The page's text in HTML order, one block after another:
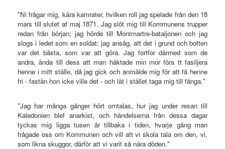
"Ni frågar mig, kära kamrater, hvilken roll jag spelade från den 18
mars till slutet af maj 1871. Jag slöt mig till Kommunens trupper
redan från början; jag hörde till Montmartre-bataljonen och jag
slogs i ledet som en soldat: jag ansåg, att det i grund och botten
var det bästa, som var att göra. Jag fortfor därmed som de
andra, ända till dess att man häktade min mor föra tt fasiljera
henne i mitt ställe, då jag gick och anmälde mig för att få henne
fri - fastän hon icke ville det - och lät i stället taga mig till fånga."
"Jag har många gånger hört omtalas, hur jag under resan till
Kaledonien blef anarkist, och händelserna från dessa dagar
tyckas mig ligga tusen år tillbaka i tiden, hvarje gång man
frågade oss om Kommunen och vill att vi skola tala om den, vi,
som likna skuggor, därför att vi varit så nära döden."